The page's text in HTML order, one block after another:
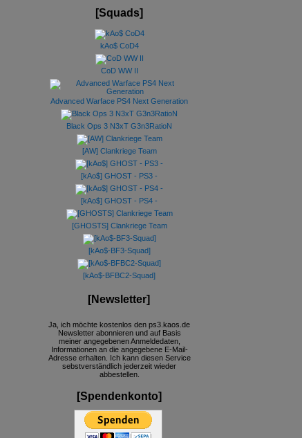
[Squads]
kAo$ CoD4
CoD WW II
Advanced Warface PS4 Next Generation
Black Ops 3 N3xT G3n3RatioN
[AW] Clankriege Team
[kAo$] GHOST - PS3 -
[kAo$] GHOST - PS4 -
[GHOSTS] Clankriege Team
[kAo$-BF3-Squad]
[kAo$-BFBC2-Squad]
[Newsletter]
Ja, ich möchte kostenlos den ps3.kaos.de
Newsletter abonnieren und auf Basis
meiner angegebenen Anmeldedaten,
Informationen an die angegebene E-Mail-
Adresse erhalten. Ich kann diesen Service
sebstverständlich jederzeit wieder
abbestellen.
[Spendenkonto]